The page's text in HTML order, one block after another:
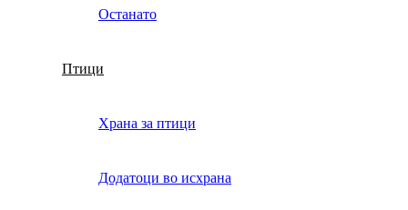
Останато
Птици
Храна за птици
Додатоци во исхрана